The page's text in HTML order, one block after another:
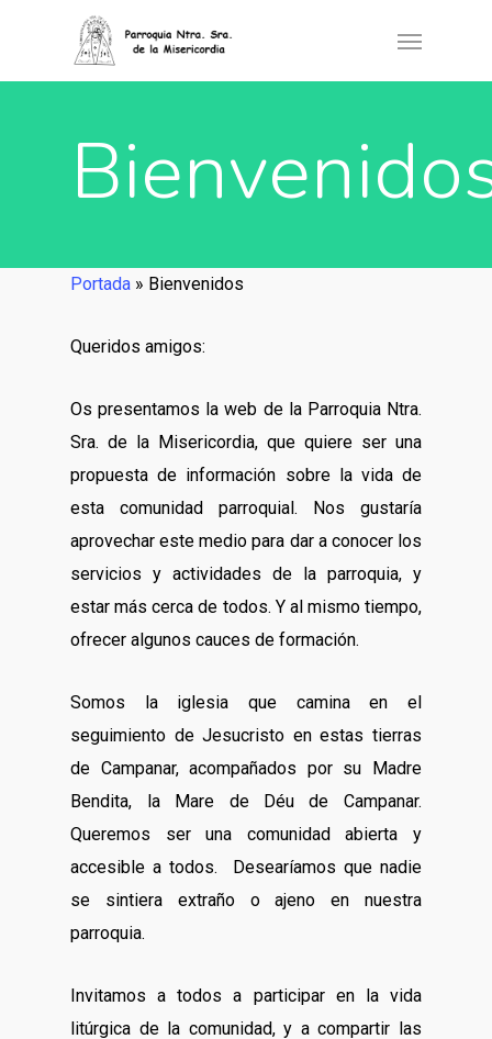
Portada » Bienvenidos
Queridos amigos:
Os presentamos la web de la Parroquia Ntra.
Sra. de la Misericordia, que quiere ser una
propuesta de información sobre la vida de
esta comunidad parroquial. Nos gustaría
aprovechar este medio para dar a conocer los
servicios y actividades de la parroquia, y
estar más cerca de todos. Y al mismo tiempo,
ofrecer algunos cauces de formación.
Somos la iglesia que camina en el
seguimiento de Jesucristo en estas tierras
de Campanar, acompañados por su Madre
Bendita, la Mare de Déu de Campanar.
Queremos ser una comunidad abierta y
accesible a todos. Desearíamos que nadie
se sintiera extraño o ajeno en nuestra
parroquia.
Invitamos a todos a participar en la vida
litúrgica de la comunidad, y a compartir las